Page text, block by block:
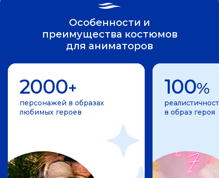
Особенности и
преимущества костюмов
для аниматоров
2000+
персонажей в образах
любимых героев
100%
в образ героя